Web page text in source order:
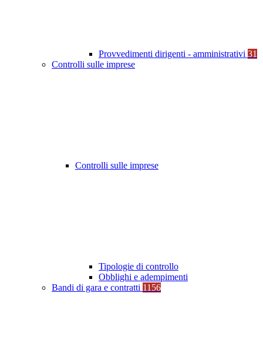
Provvedimenti dirigenti - amministrativi 31
Controlli sulle imprese
Controlli sulle imprese
Tipologie di controllo
Obblighi e adempimenti
Bandi di gara e contratti 1156